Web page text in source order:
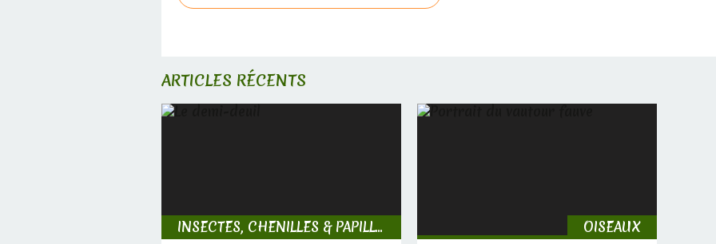
ARTICLES RÉCENTS
INSECTES, CHENILLES & PAPILLONS OISEAUX